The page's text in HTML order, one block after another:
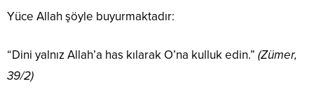
Yüce Allah şöyle buyurmaktadır:
“Dini yalnız Allah’a has kılarak O’na kulluk edin.” (Zümer,
39/2)